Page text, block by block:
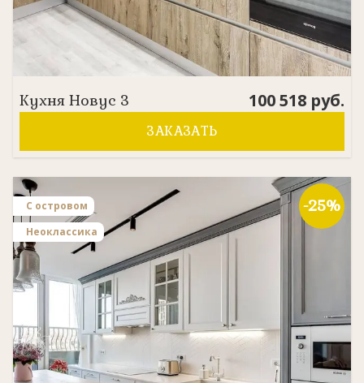
Кухня Новус 3 100 518 руб.
ЗАКАЗАТЬ
-25%
С островом
Неоклассика